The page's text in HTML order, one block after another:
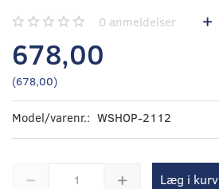
0 anmeldelser
678,00
(678,00)
Model/varenr.: WSHOP-2112
Læg i kurv